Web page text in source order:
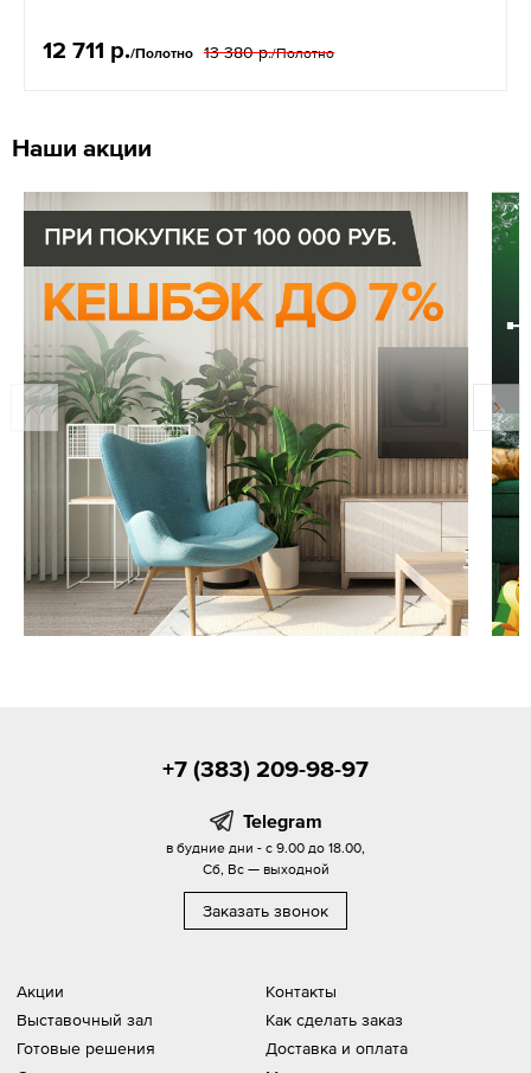
12 711 р./Полотно 13 380 р./Полотно
Наши акции
Акции
Выставочный зал
Готовые решения
Контакты
Как сделать заказ
Доставка и оплата
+7 (383) 209-98-97
Telegram
в будние дни - с 9.00 до 18.00,
Сб, Вс — выходной
Заказать звонок